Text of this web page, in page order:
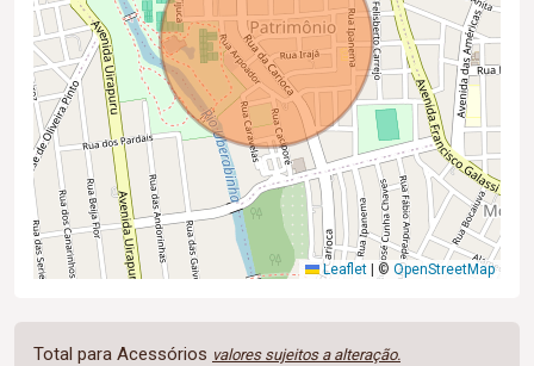
Leaflet | © OpenStreetMap
Total para Acessórios valores sujeitos a alteração.